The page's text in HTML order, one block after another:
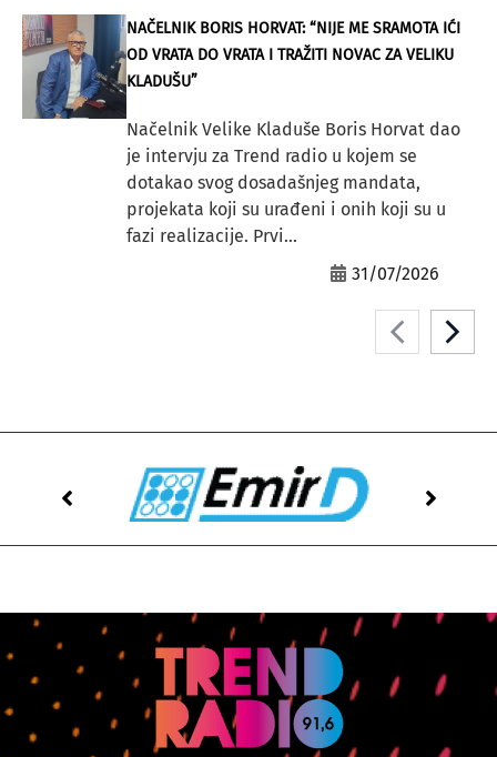
NAČELNIK BORIS HORVAT: “NIJE ME SRAMOTA IĆI
OD VRATA DO VRATA I TRAŽITI NOVAC ZA VELIKU
KLADUŠU”
Načelnik Velike Kladuše Boris Horvat dao
je intervju za Trend radio u kojem se
dotakao svog dosadašnjeg mandata,
projekata koji su urađeni i onih koji su u
fazi realizacije. Prvi...
31/07/2026